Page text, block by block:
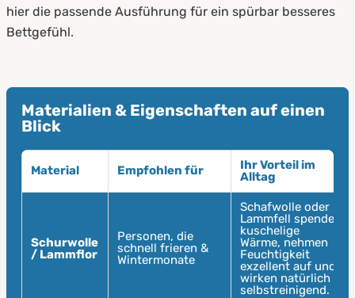
hier die passende Ausführung für ein spürbar besseres
Bettgefühl.
Materialien & Eigenschaften auf einen
Blick
Material Empfohlen für
Ihr Vorteil im
Alltag
Schurwolle
/ Lammflor
Personen, die
schnell frieren &
Wintermonate
Schafwolle oder
Lammfell spenden
kuschelige
Wärme, nehmen
Feuchtigkeit
exzellent auf und
wirken natürlich
selbstreinigend.